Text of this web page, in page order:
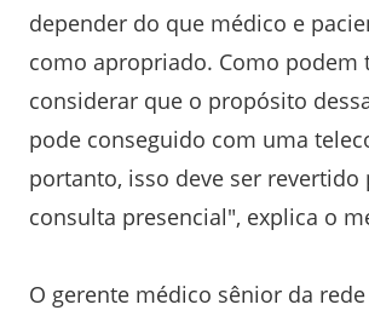
depender do que médico e
como apropriado. Como podem
considerar que o propósito
pode conseguido com uma
portanto, isso deve ser revertido
consulta presencial", explica o
O gerente médico sênior da